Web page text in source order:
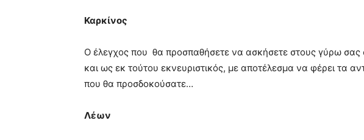
Καρκίνος
Ο έλεγχος που θα προσπαθήσετε να ασκήσετε στους γύρω σας
και ως εκ τούτου εκνευριστικός, με αποτέλεσμα να φέρει τα
που θα προσδοκούσατε…
Λέων